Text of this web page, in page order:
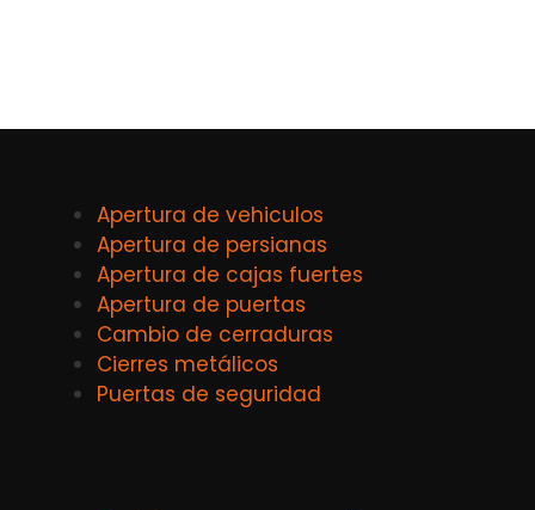
Apertura de vehiculos
Apertura de persianas
Apertura de cajas fuertes
Apertura de puertas
Cambio de cerraduras
Cierres metálicos
Puertas de seguridad